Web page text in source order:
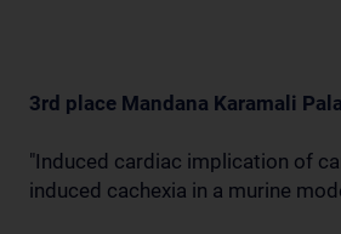
3rd place Mandana Karamali
"Induced cardiac implication of
induced cachexia in a murine